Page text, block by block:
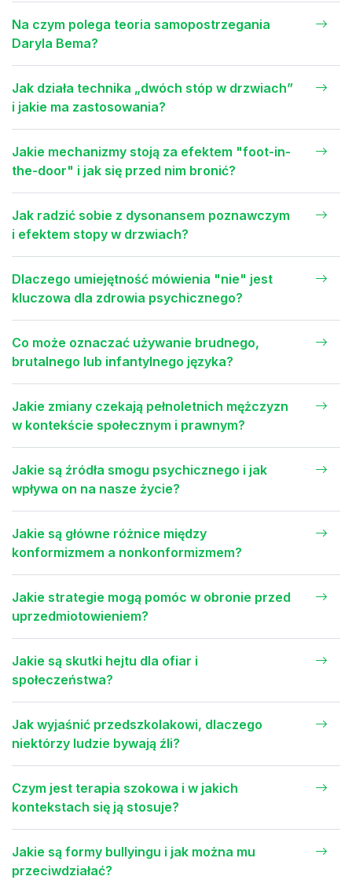
Na czym polega teoria samopostrzegania
Daryla Bema?
Jak działa technika „dwóch stóp w drzwiach”
i jakie ma zastosowania?
Jakie mechanizmy stoją za efektem "foot-in-
the-door" i jak się przed nim bronić?
Jak radzić sobie z dysonansem poznawczym
i efektem stopy w drzwiach?
Dlaczego umiejętność mówienia "nie" jest
kluczowa dla zdrowia psychicznego?
Co może oznaczać używanie brudnego,
brutalnego lub infantylnego języka?
Jakie zmiany czekają pełnoletnich mężczyzn
w kontekście społecznym i prawnym?
Jakie są źródła smogu psychicznego i jak
wpływa on na nasze życie?
Jakie są główne różnice między
konformizmem a nonkonformizmem?
Jakie strategie mogą pomóc w obronie przed
uprzedmiotowieniem?
Jakie są skutki hejtu dla ofiar i
społeczeństwa?
Jak wyjaśnić przedszkolakowi, dlaczego
niektórzy ludzie bywają źli?
Czym jest terapia szokowa i w jakich
kontekstach się ją stosuje?
Jakie są formy bullyingu i jak można mu
przeciwdziałać?